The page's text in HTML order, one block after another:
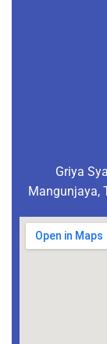
Griya
Mangunjaya,